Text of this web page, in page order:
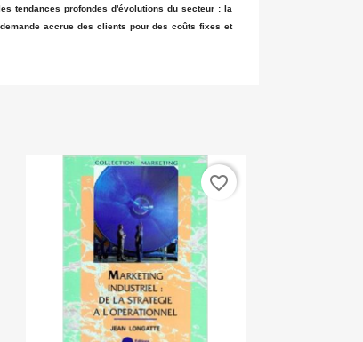
tendances profondes d'évolutions du secteur : la
accrue des clients pour des coûts fixes et
favorite_border